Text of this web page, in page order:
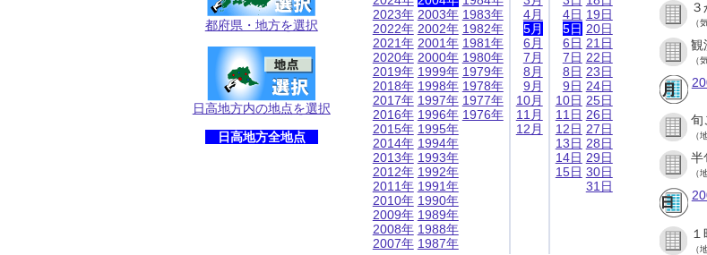
都府県・地方を選択
日高地方内の地点を選択
日高地方全地点
2023年
2022年
2021年
2020年
2019年
2018年
2017年
2016年
2015年
2014年
2013年
2012年
2011年
2010年
2009年
2008年
2007年
2003年
2002年
2001年
2000年
1999年
1998年
1997年
1996年
1995年
1994年
1993年
1992年
1991年
1990年
1989年
1988年
1987年
1983年
1982年
1981年
1980年
1979年
1978年
1977年
1976年
4月
5月
6月
7月
8月
9月
10月
11月
12月
4日
5日
6日
7日
8日
9日
10日
11日
12日
13日
14日
15日
19日
20日
21日
22日
23日
24日
25日
26日
27日
28日
29日
30日
31日
（
観
（
旬
（
半
（
（